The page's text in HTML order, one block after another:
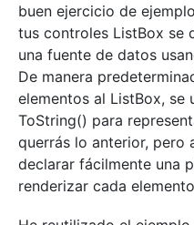
buen ejercicio de
tus controles ListBox se
una fuente de datos
De manera
elementos al ListBox, se
ToString() para
querrás lo anterior, pero
declarar fácilmente una
renderizar cada